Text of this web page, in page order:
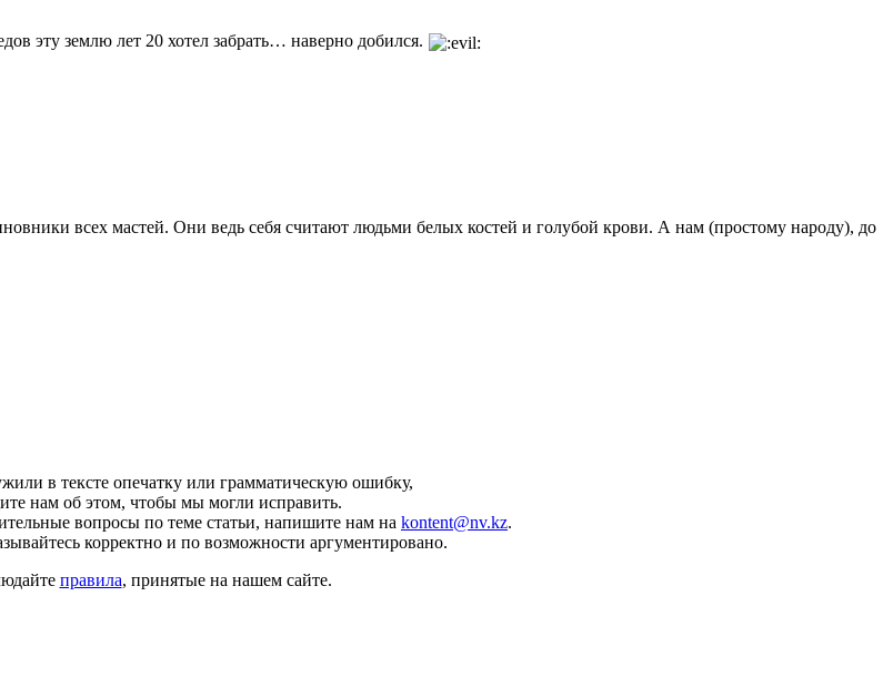
эту землю лет 20 хотел забрать… наверно добился.
всех мастей. Они ведь себя считают людьми белых костей и голубой крови. А нам (простому народу), до
в тексте опечатку или грамматическую ошибку,
нам об этом, чтобы мы могли исправить.
вопросы по теме статьи, напишите нам на kontent@nv.kz.
корректно и по возможности аргументировано.
правила, принятые на нашем сайте.